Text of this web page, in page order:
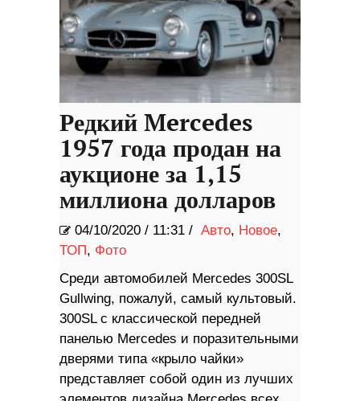
Редкий Mercedes
1957 года продан на
аукционе за 1,15
миллиона долларов
04/10/2020 / 11:31 / Авто, Новое,
ТОП, Фото
Среди автомобилей Mercedes 300SL
Gullwing, пожалуй, самый культовый.
300SL с классической передней
панелью Mercedes и поразительными
дверями типа «крыло чайки»
представляет собой один из лучших